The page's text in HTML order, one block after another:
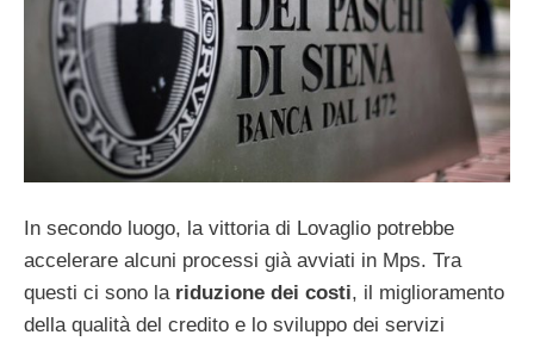
In secondo luogo, la vittoria di Lovaglio potrebbe
accelerare alcuni processi già avviati in Mps. Tra
questi ci sono la riduzione dei costi, il miglioramento
della qualità del credito e lo sviluppo dei servizi